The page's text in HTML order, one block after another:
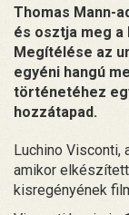
Thomas Mann-
és osztja meg
Megítélése az
egyéni hangú
történetéhez
hozzátapad.
Luchino Visconti,
amikor
kisregényének